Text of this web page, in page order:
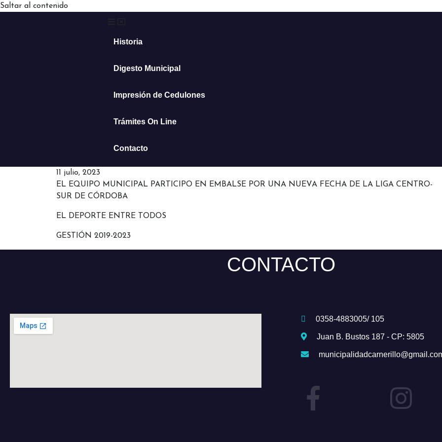
Saltar al contenido
Historia
Digesto Municipal
Impresión de Cedulones
Trámites On Line
Contacto
11 julio, 2023
EL EQUIPO MUNICIPAL PARTICIPO EN EMBALSE POR UNA NUEVA FECHA DE LA LIGA CENTRO-
SUR DE CÓRDOBA
EL DEPORTE ENTRE TODOS
GESTIÓN 2019-2023
CONTACTO
0358-4883005/ 105
Juan B. Bustos 187 - CP: 5805